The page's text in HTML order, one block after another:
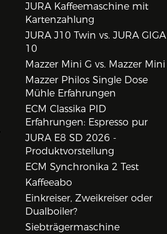
JURA Kaffeemaschine mit
Kartenzahlung
JURA J10 Twin vs. JURA GIGA
10
Mazzer Mini G vs. Mazzer Mini
Mazzer Philos Single Dose
Mühle Erfahrungen
ECM Classika PID
Erfahrungen: Espresso pur
JURA E8 SD 2026 -
Produktvorstellung
ECM Synchronika 2 Test
Kaffeeabo
Einkreiser, Zweikreiser oder
Dualboiler?
Siebträgermaschine